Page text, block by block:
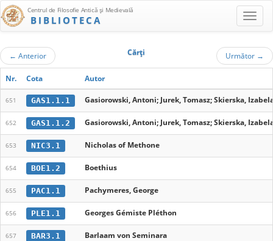
Centrul de Filosofie Antică şi Medievală
BIBLIOTECA
← Anterior Cărţi Următor →
Nr. Cota Autor
651 GAS1.1.1 Gasiorowski, Antoni; Jurek, Tomasz; Skierska,
652 GAS1.1.2 Gasiorowski, Antoni; Jurek, Tomasz; Skierska,
653 NIC3.1 Nicholas of Methone
654 BOE1.2 Boethius
655 PAC1.1 Pachymeres, George
656 PLE1.1 Georges Gémiste Pléthon
657 BAR3.1 Barlaam von Seminara